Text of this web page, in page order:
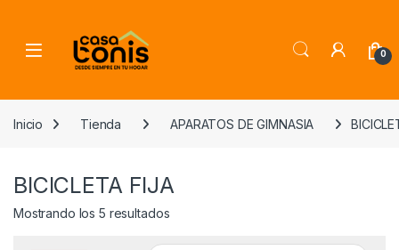
0
Inicio Tienda APARATOS DE GIMNASIA
BICICLETA FIJA
Mostrando los 5 resultados